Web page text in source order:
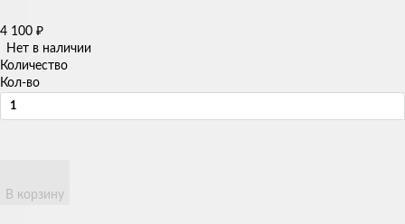
4 100 ₽
Нет в наличии
Количество
Кол-во
В корзину